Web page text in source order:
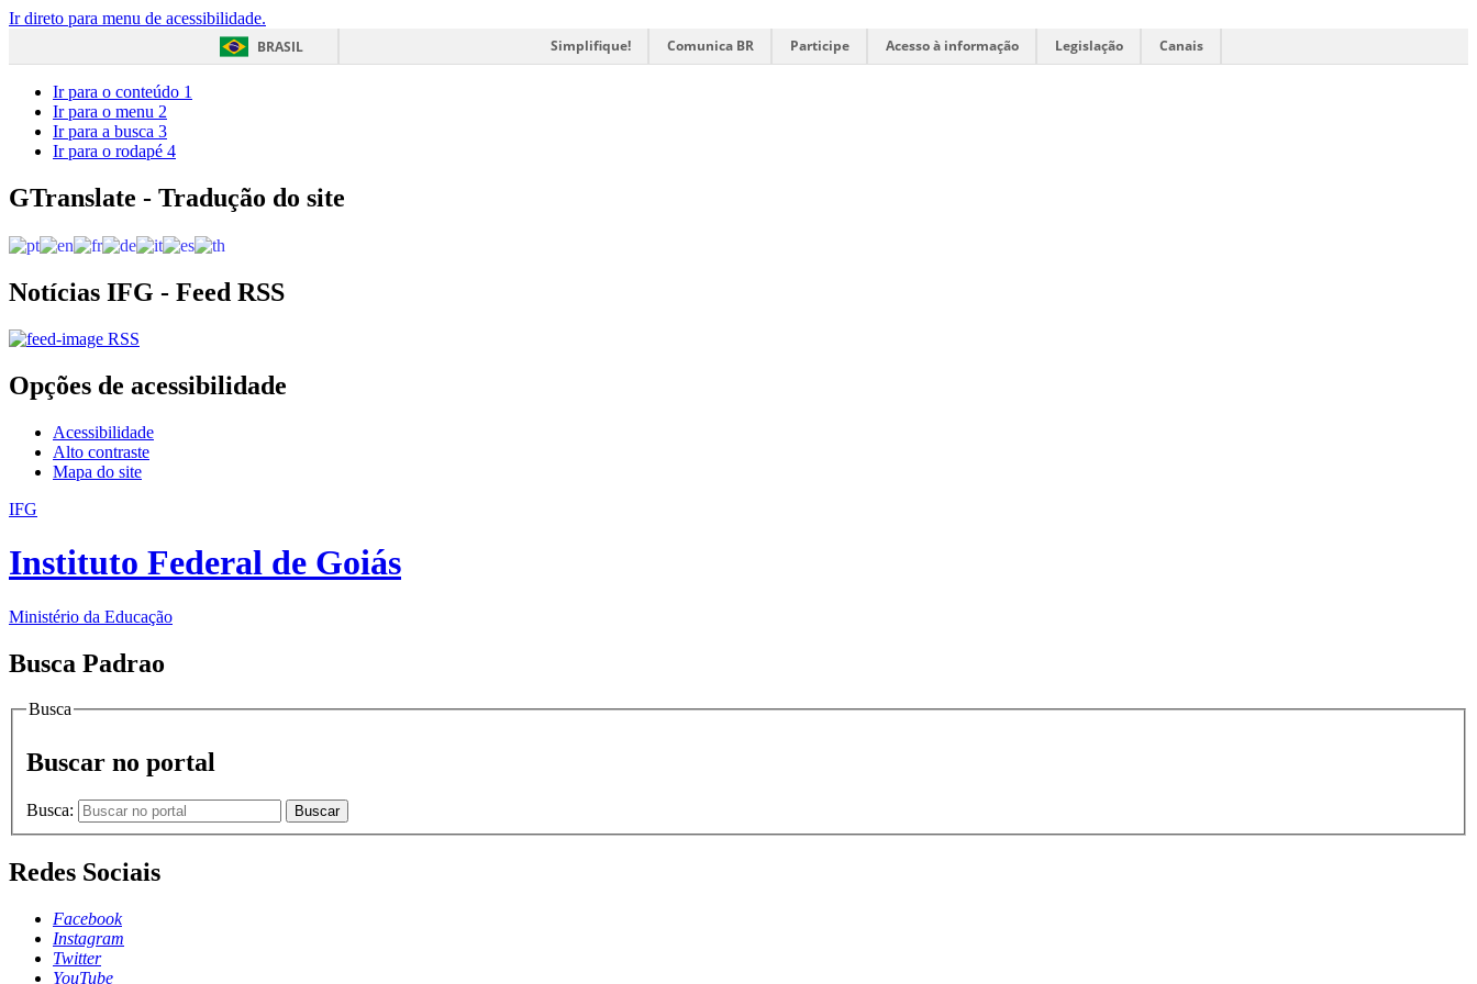
Ir direto para menu de acessibilidade.
BRASIL
Simplifique! Comunica BR Participe Acesso à informação Legislação Canais
Ir para o conteúdo 1
Ir para o menu 2
Ir para a busca 3
Ir para o rodapé 4
GTranslate - Tradução do site
Notícias IFG - Feed RSS
RSS
Opções de acessibilidade
Acessibilidade
Alto contraste
Mapa do site
IFG
Instituto Federal de Goiás
Ministério da Educação
Busca Padrao
Busca
Buscar no portal
Busca: Buscar
Redes Sociais
Facebook
Instagram
Twitter
YouTube